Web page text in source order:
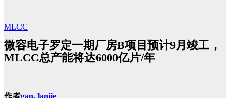
MLCC
微容电子罗定一期厂房B项目预计9月竣工，
MLCC总产能将达6000亿片/年
作者gan, lanjie